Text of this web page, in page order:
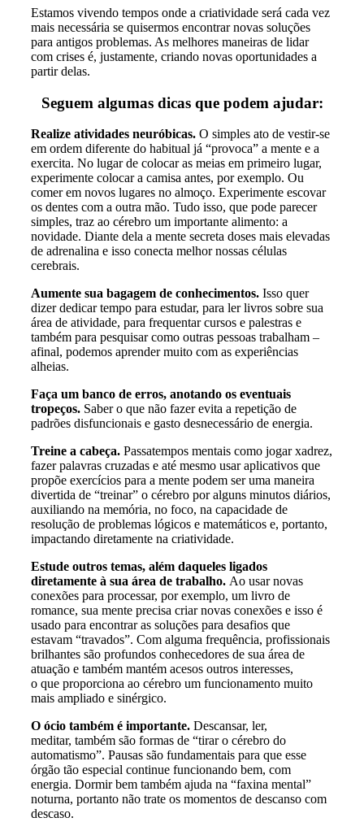
Estamos vivendo tempos onde a criatividade será cada vez
mais necessária se quisermos encontrar novas soluções
para antigos problemas. As melhores maneiras de lidar
com crises é, justamente, criando novas oportunidades a
partir delas.
Seguem algumas dicas que podem ajudar:
Realize atividades neuróbicas. O simples ato de vestir-se
em ordem diferente do habitual já “provoca” a mente e a
exercita. No lugar de colocar as meias em primeiro lugar,
experimente colocar a camisa antes, por exemplo. Ou
comer em novos lugares no almoço. Experimente escovar
os dentes com a outra mão. Tudo isso, que pode parecer
simples, traz ao cérebro um importante alimento: a
novidade. Diante dela a mente secreta doses mais elevadas
de adrenalina e isso conecta melhor nossas células
cerebrais.
Aumente sua bagagem de conhecimentos. Isso quer
dizer dedicar tempo para estudar, para ler livros sobre sua
área de atividade, para frequentar cursos e palestras e
também para pesquisar como outras pessoas trabalham –
afinal, podemos aprender muito com as experiências
alheias.
Faça um banco de erros, anotando os eventuais
tropeços. Saber o que não fazer evita a repetição de
padrões disfuncionais e gasto desnecessário de energia.
Treine a cabeça. Passatempos mentais como jogar xadrez,
fazer palavras cruzadas e até mesmo usar aplicativos que
propõe exercícios para a mente podem ser uma maneira
divertida de “treinar” o cérebro por alguns minutos diários,
auxiliando na memória, no foco, na capacidade de
resolução de problemas lógicos e matemáticos e, portanto,
impactando diretamente na criatividade.
Estude outros temas, além daqueles ligados
diretamente à sua área de trabalho. Ao usar novas
conexões para processar, por exemplo, um livro de
romance, sua mente precisa criar novas conexões e isso é
usado para encontrar as soluções para desafios que
estavam “travados”. Com alguma frequência, profissionais
brilhantes são profundos conhecedores de sua área de
atuação e também mantém acesos outros interesses,
o que proporciona ao cérebro um funcionamento muito
mais ampliado e sinérgico.
O ócio também é importante. Descansar, ler,
meditar, também são formas de “tirar o cérebro do
automatismo”. Pausas são fundamentais para que esse
órgão tão especial continue funcionando bem, com
energia. Dormir bem também ajuda na “faxina mental”
noturna, portanto não trate os momentos de descanso com
descaso.